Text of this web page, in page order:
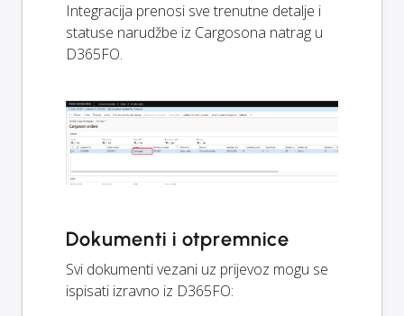
Integracija prenosi sve trenutne detalje i
statuse narudžbe iz Cargosona natrag u
D365FO.
Dokumenti i otpremnice
Svi dokumenti vezani uz prijevoz mogu se
ispisati izravno iz D365FO: